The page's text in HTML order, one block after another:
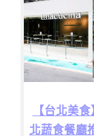
【台北美
北蔬食餐廳